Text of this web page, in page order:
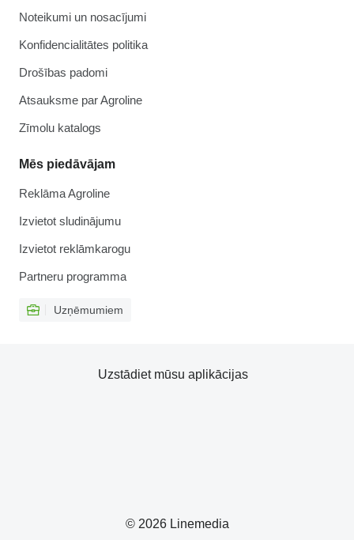
Noteikumi un nosacījumi
Konfidencialitātes politika
Drošības padomi
Atsauksme par Agroline
Zīmolu katalogs
Mēs piedāvājam
Reklāma Agroline
Izvietot sludinājumu
Izvietot reklāmkarogu
Partneru programma
Uzņēmumiem
© 2026 Linemedia
Uzstādiet mūsu aplikācijas